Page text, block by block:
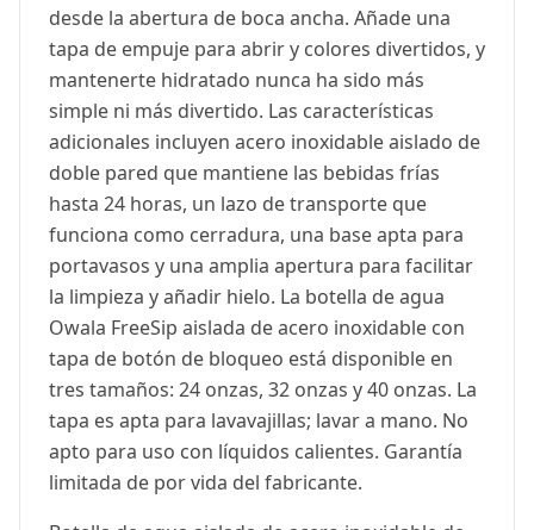
desde la abertura de boca ancha. Añade una
tapa de empuje para abrir y colores divertidos, y
mantenerte hidratado nunca ha sido más
simple ni más divertido. Las características
adicionales incluyen acero inoxidable aislado de
doble pared que mantiene las bebidas frías
hasta 24 horas, un lazo de transporte que
funciona como cerradura, una base apta para
portavasos y una amplia apertura para facilitar
la limpieza y añadir hielo. La botella de agua
Owala FreeSip aislada de acero inoxidable con
tapa de botón de bloqueo está disponible en
tres tamaños: 24 onzas, 32 onzas y 40 onzas. La
tapa es apta para lavavajillas; lavar a mano. No
apto para uso con líquidos calientes. Garantía
limitada de por vida del fabricante.